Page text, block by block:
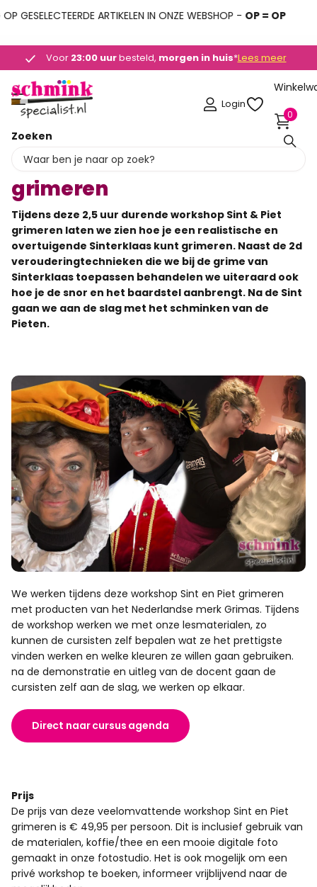
ARTIKELEN IN ONZE WEBSHOP - OP = OP
Deskundig advies +31 (0)495 - 450 882Lees meer
Deskundig advies +31 (0)495 - 450 882
Zoeken
Login
0
Homepage
Workshop Sint en Piet
grimeren
Tijdens deze 2,5 uur durende workshop Sint & Piet
grimeren laten we zien hoe je een realistische en
overtuigende Sinterklaas kunt grimeren. Naast de 2d
verouderingtechnieken die we bij de grime van
Sinterklaas toepassen behandelen we uiteraard ook
hoe je de snor en het baardstel aanbrengt. Na de Sint
gaan we aan de slag met het schminken van de
Pieten.
We werken tijdens deze workshop Sint en Piet grimeren
met producten van het Nederlandse merk Grimas. Tijdens
de workshop werken we met onze lesmaterialen, zo
kunnen de cursisten zelf bepalen wat ze het prettigste
vinden werken en welke kleuren ze willen gaan gebruiken.
na de demonstratie en uitleg van de docent gaan de
cursisten zelf aan de slag, we werken op elkaar.
Direct naar cursus agenda
Prijs
De prijs van deze veelomvattende workshop Sint en Piet
grimeren is € 49,95 per persoon. Dit is inclusief gebruik van
de materialen, koffie/thee en een mooie digitale foto
gemaakt in onze fotostudio. Het is ook mogelijk om een
privé workshop te boeken, informeer vrijblijvend naar de